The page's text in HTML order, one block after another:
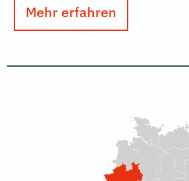
Mehr erfahren